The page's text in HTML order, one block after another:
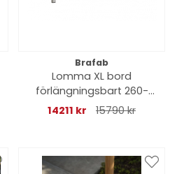
Brafab
Lomma XL bord
förlängningsbart 260-
380x100 H73 cm - light
14211 kr 15790 kr